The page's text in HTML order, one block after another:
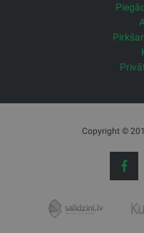
Copyright ©